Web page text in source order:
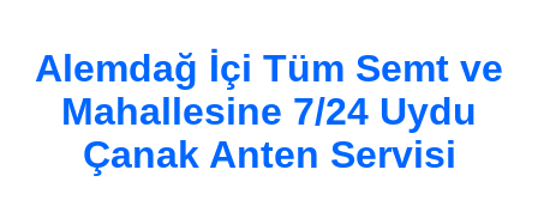
Alemdağ İçi Tüm Semt ve
Mahallesine 7/24 Uydu
Çanak Anten Servisi